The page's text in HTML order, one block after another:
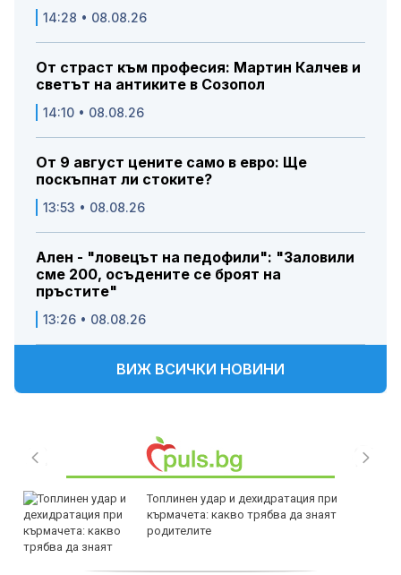
14:28 • 08.08.26
От страст към професия: Мартин Калчев и
светът на антиките в Созопол
14:10 • 08.08.26
От 9 август цените само в евро: Ще
поскъпнат ли стоките?
13:53 • 08.08.26
Ален - "ловецът на педофили": "Заловили
сме 200, осъдените се броят на
пръстите"
13:26 • 08.08.26
ВИЖ ВСИЧКИ НОВИНИ
Топлинен удар и дехидратация при
кърмачета: какво трябва да знаят
родителите